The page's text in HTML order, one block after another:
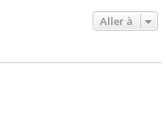
Aller à